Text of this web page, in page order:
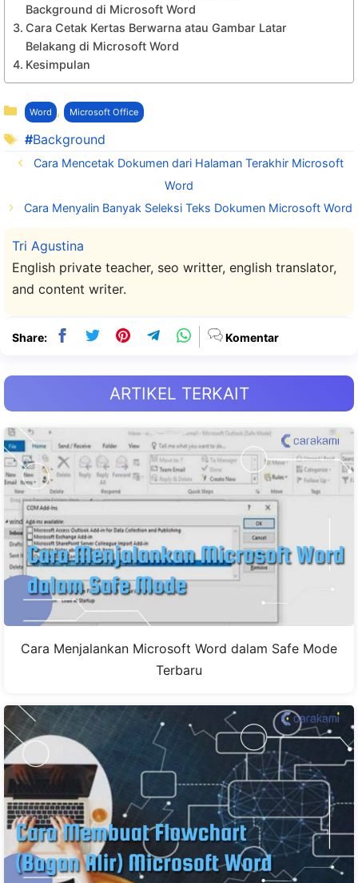
Background di Microsoft Word
Cara Cetak Kertas Berwarna atau Gambar Latar
Belakang di Microsoft Word
Kesimpulan
Kategori
Word , Microsoft Office
Tag
Background
Cara Mencetak Dokumen dari Halaman Terakhir Microsoft
Word
Cara Menyalin Banyak Seleksi Teks Dokumen Microsoft Word
Tri Agustina
English private teacher, seo writter, english translator,
and content writer.
Share: Komentar
ARTIKEL TERKAIT
Cara Menjalankan Microsoft Word dalam Safe Mode
Terbaru